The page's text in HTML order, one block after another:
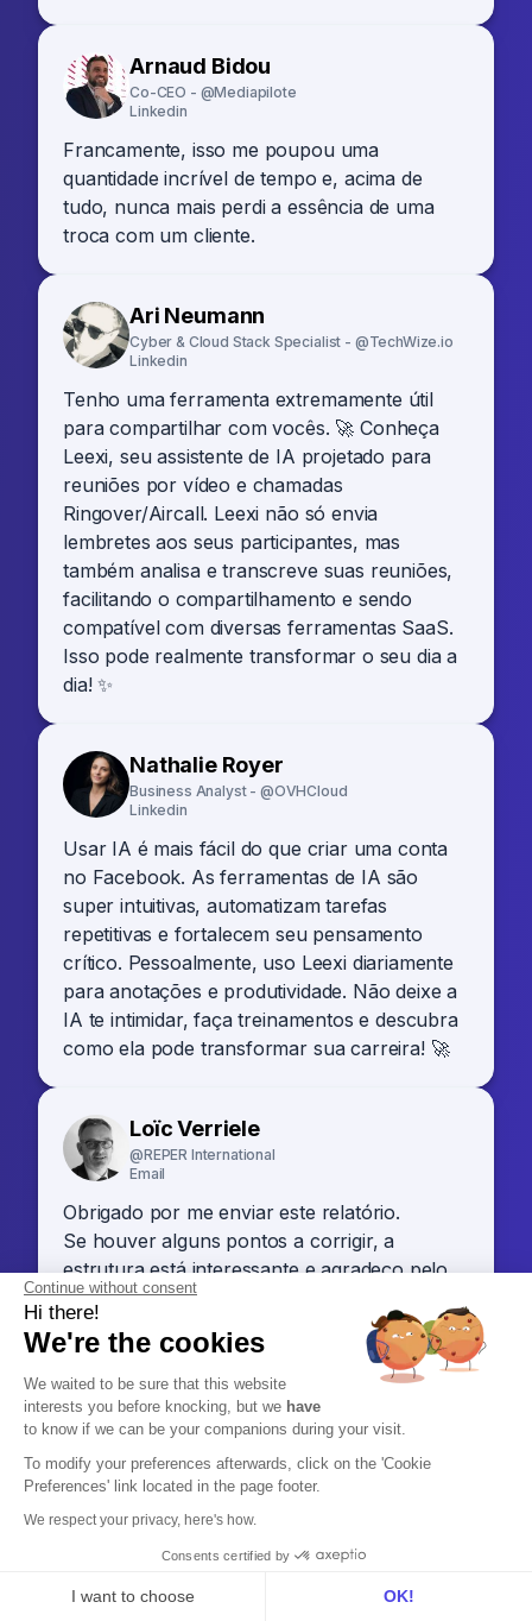
Continue without consent
Hi there!
We're the cookies
We waited to be sure that this website
interests you before knocking, but we have
to know if we can be your companions during your visit.
To modify your preferences afterwards, click on the 'Cookie
Preferences' link located in the page footer.
We respect your privacy, here's how.
Consents certified by
I want to choose OK!
Arnaud Bidou
Co-CEO - @Mediapilote
Linkedin
Francamente, isso me poupou uma
quantidade incrível de tempo e, acima de
tudo, nunca mais perdi a essência de uma
troca com um cliente.
Ari Neumann
Cyber & Cloud Stack Specialist - @TechWize.io
Linkedin
Tenho uma ferramenta extremamente útil
para compartilhar com vocês. 🚀 Conheça
Leexi, seu assistente de IA projetado para
reuniões por vídeo e chamadas
Ringover/Aircall. Leexi não só envia
lembretes aos seus participantes, mas
também analisa e transcreve suas reuniões,
facilitando o compartilhamento e sendo
compatível com diversas ferramentas SaaS.
Isso pode realmente transformar o seu dia a
dia! ✨
Nathalie Royer
Business Analyst - @OVHCloud
Linkedin
Usar IA é mais fácil do que criar uma conta
no Facebook. As ferramentas de IA são
super intuitivas, automatizam tarefas
repetitivas e fortalecem seu pensamento
crítico. Pessoalmente, uso Leexi diariamente
para anotações e produtividade. Não deixe a
IA te intimidar, faça treinamentos e descubra
como ela pode transformar sua carreira! 🚀
Loïc Verriele
@REPER International
Email
Obrigado por me enviar este relatório.
Se houver alguns pontos a corrigir, a
estrutura está interessante e agradeço pelo
tempo economizado.
Laurent H.J. De Smet
Trainer & Coach - @DrSales
Linkedin
Muito bem! Leexi claramente mudou e
facilitou minha vida profissional!
Paul-Jacques Moreau
Founder - @Secret Leads France